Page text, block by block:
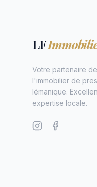
LF
Votre partenaire
l'immobilier de
lémanique.
expertise locale.